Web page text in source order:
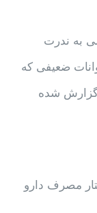
به ندرت
ضعیفی که
گزارش شده
قبل از کشتار مصرف دارو